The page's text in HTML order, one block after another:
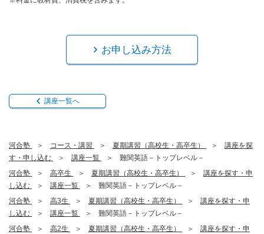
お申し込み方法
講座一覧へ
河合塾 コース・講習 夏期講習（高校生・高卒生）
講座を探
す・申し込む
講座一覧
難関英語－トップレベル－
河合塾
高卒生 夏期講習（高校生・高卒生）
講座を探す・申
し込む
講座一覧
難関英語－トップレベル－
河合塾
高3生 夏期講習（高校生・高卒生）
講座を探す・申
し込む
講座一覧
難関英語－トップレベル－
河合塾
高2生 夏期講習（高校生・高卒生）
講座を探す・申